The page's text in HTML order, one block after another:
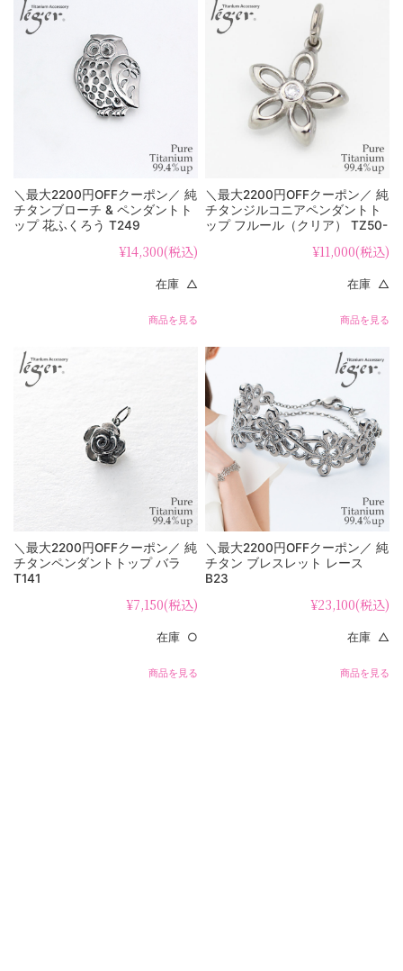
＼最大2200円OFFクーポン／ 純
チタンブローチ & ペンダントト
ップ 花ふくろう T249
¥14,300(税込)
在庫 △
商品を見る
＼最大2200円OFFクーポン／ 純
チタンジルコニアペンダントト
ップ フルール（クリア） TZ50-
¥11,000(税込)
在庫 △
商品を見る
＼最大2200円OFFクーポン／ 純
チタンペンダントトップ バラ
T141
¥7,150(税込)
在庫 ○
商品を見る
＼最大2200円OFFクーポン／ 純
チタン ブレスレット レース
B23
¥23,100(税込)
在庫 △
商品を見る